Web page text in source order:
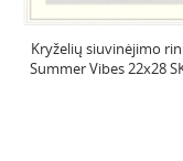
Kryželių siuvinėjimo
Summer Vibes 22x28